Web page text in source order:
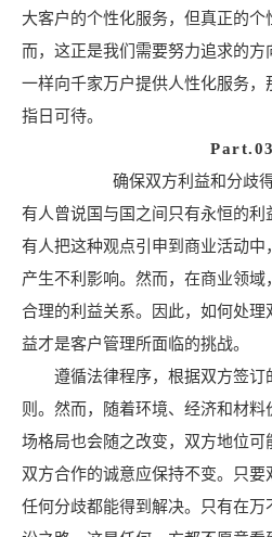
大客户的个性化服务，但真正的
而，这正是我们需要努力追求的
一样向千家万户提供人性化服务
指日可待。
Part.03
确保双方利益和分歧
有人曾说国与国之间只有永恒的
有人把这种观点引申到商业活动
产生不利影响。然而，在商业领
合理的利益关系。因此，如何处理
益才是客户管理所面临的挑战。
遵循法律程序，根据双方签订
则。然而，随着环境、经济和材
场格局也会随之改变，双方地位可
双方合作的诚意应保持不变。只要
任何分歧都能得到解决。只有在